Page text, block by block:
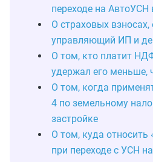
переходе на АвтоУСН
О страховых
управляющий ИП и
О том, кто платит
удержал его меньше,
О том, когда
4 по земельному
застройке
О том, куда относить
при переходе с УСН